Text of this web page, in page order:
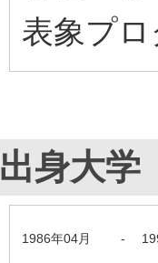
表象プ
出身大学
1986年04月 -